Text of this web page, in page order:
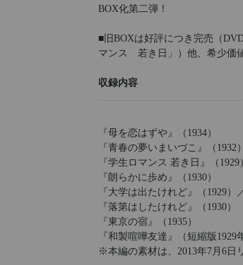
BOX化第二弾！
■旧BOXは好評につき完売（
マンス 若き日」）他、希少価
収録内容
『母を恋はずや』（1934）
『青春の夢いまいづこ』（1932）
『学生ロマンス 若き日』（1929
『朗らかに歩め』（1930）
『大学は出たけれど』（1929）
『落第はしたけれど』（1930）
『東京の宿』（1935）
『和製喧嘩友達』（短縮版
※本編の素材は、2013年7月6日